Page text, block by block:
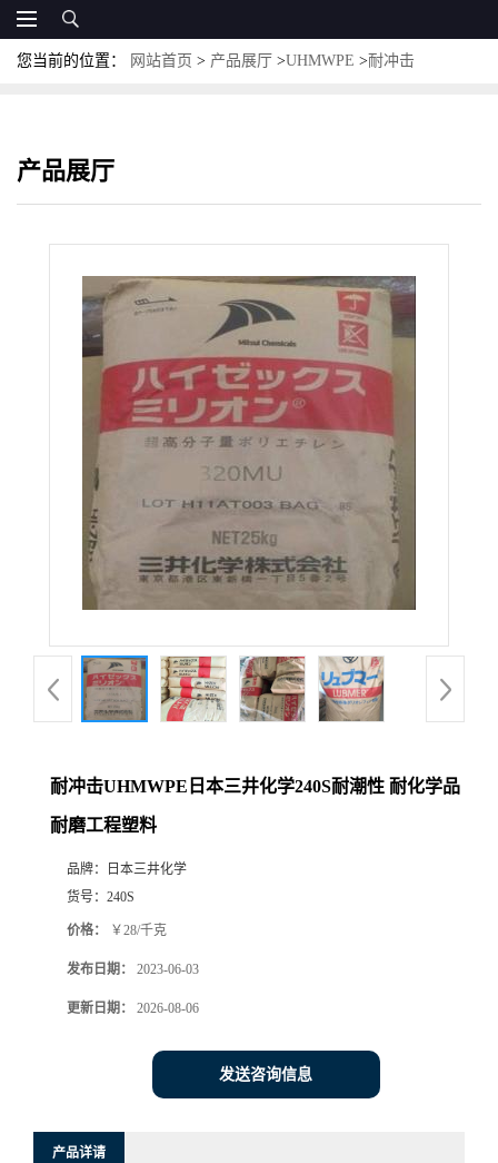
您当前的位置： 网站首页 > 产品展厅 >UHMWPE >耐冲击
产品展厅
耐冲击UHMWPE日本三井化学240S耐潮性 耐化学品
耐磨工程塑料
品牌：
日本三井化学
货号： 240S
价格： ￥28/千克
发布日期： 2023-06-03
更新日期： 2026-08-06
发送咨询信息
产品详请